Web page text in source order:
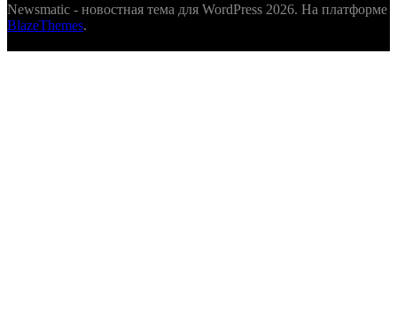
Newsmatic - новостная тема для WordPress 2026. На платформе
BlazeThemes.